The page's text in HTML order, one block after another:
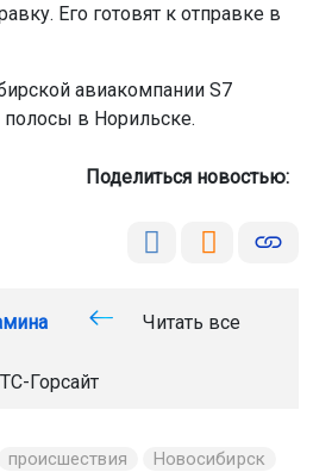
происшествия
Новосибирск
область
градусный зной
Сибирского
воздуха местами